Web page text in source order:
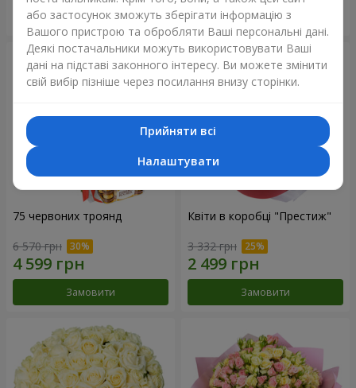
Замовити Замовити
75 червоних троянд
6 570 грн
Замовити
Квіти в коробці "Престиж"
3 332 грн
Замовити
або застосунок зможуть зберігати інформацію з
Вашого пристрою та обробляти Ваші персональні дані.
Деякі постачальники можуть використовувати Ваші
дані на підставі законного інтересу. Ви можете змінити
свій вибір пізніше через посилання внизу сторінки.
Прийняти всі
Налаштувати